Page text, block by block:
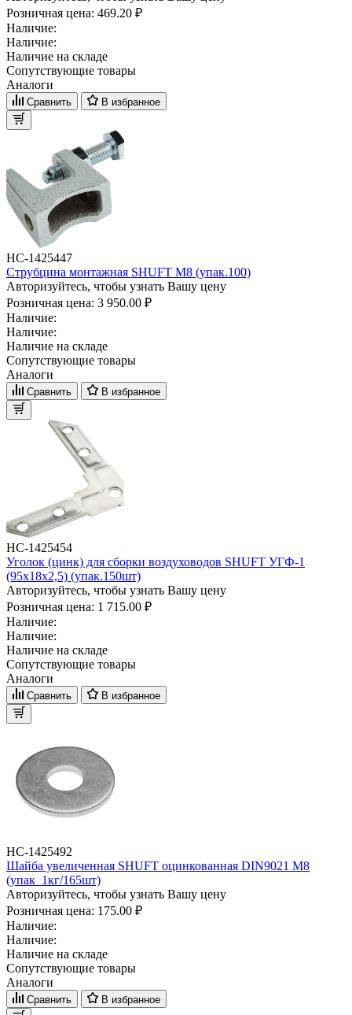
Розничная цена: 469.20 ₽
Наличие:
Наличие:
Наличие на складе
Сопутствующие товары
Аналоги
Сравнить В избранное
НС-1425447
Струбцина монтажная SHUFT М8 (упак.100)
Авторизуйтесь, чтобы узнать Вашу цену
Розничная цена: 3 950.00 ₽
Наличие:
Наличие:
Наличие на складе
Сопутствующие товары
Аналоги
Сравнить В избранное
НС-1425454
Уголок (цинк) для сборки воздуховодов SHUFT УГФ-1
(95х18х2,5) (упак.150шт)
Авторизуйтесь, чтобы узнать Вашу цену
Розничная цена: 1 715.00 ₽
Наличие:
Наличие:
Наличие на складе
Сопутствующие товары
Аналоги
Сравнить В избранное
НС-1425492
Шайба увеличенная SHUFT оцинкованная DIN9021 M8
(упак_1кг/165шт)
Авторизуйтесь, чтобы узнать Вашу цену
Розничная цена: 175.00 ₽
Наличие:
Наличие:
Наличие на складе
Сопутствующие товары
Аналоги
Сравнить В избранное